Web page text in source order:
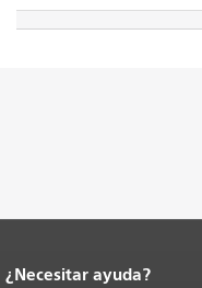
Fin del contenido de la página.
¿Necesitar ayuda?